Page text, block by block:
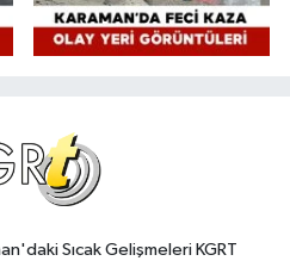
Sıcak Gelişmeleri KGRT